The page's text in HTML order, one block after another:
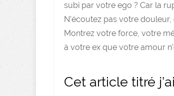
subi par votre ego ? Car la
N’écoutez pas votre
Montrez votre force, votre
à votre ex que votre amour
Cet article titré